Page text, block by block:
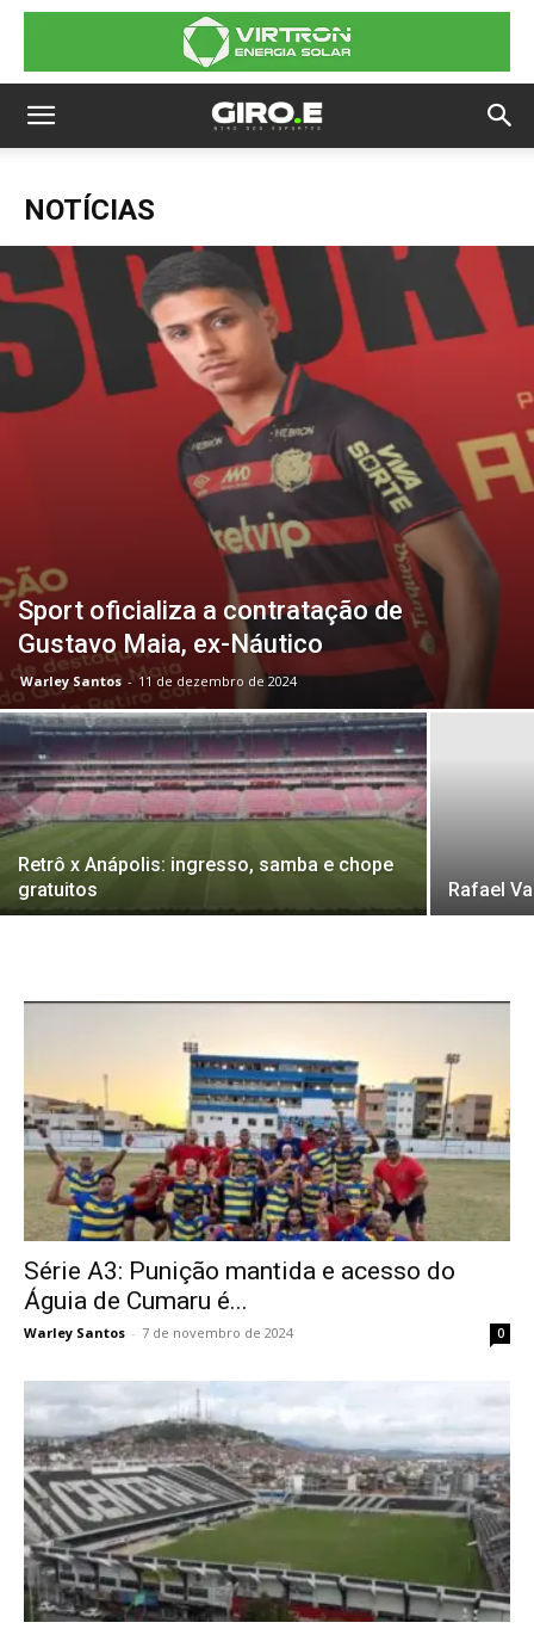
NOTÍCIAS
Sport oficializa a contratação de
Gustavo Maia, ex-Náutico
Warley Santos - 11 de dezembro de 2024
Retrô x Anápolis: ingresso, samba e chope
gratuitos
Rafael
Série A3: Punição mantida e acesso do
Águia de Cumaru é...
Warley Santos - 7 de novembro de 2024 0